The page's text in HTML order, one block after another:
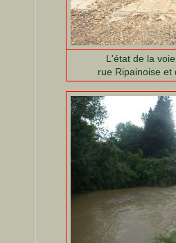
L'état de la
rue Ripainoise et